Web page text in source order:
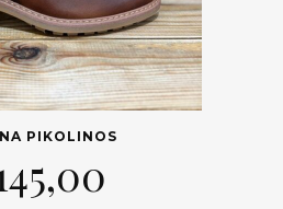
PIKOLINOS